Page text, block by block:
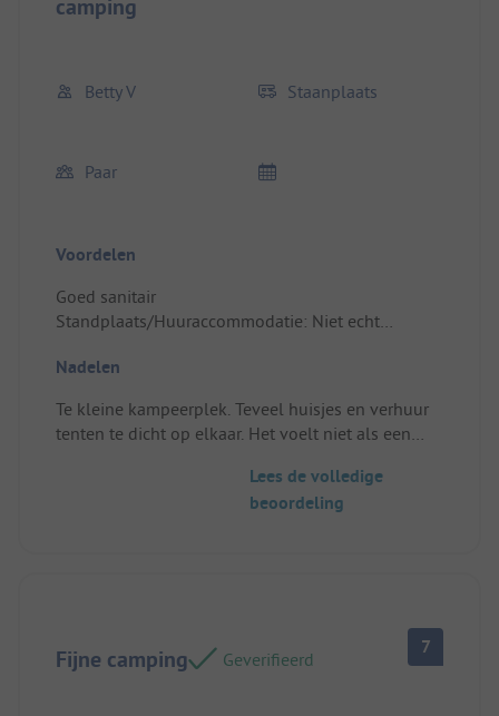
camping
Betty V Staanplaats
Paar
Voordelen
Goed sanitair
Standplaats/Huuraccommodatie: Niet echt
Nadelen
Te kleine kampeerplek. Teveel huisjes en verhuur
tenten te dicht op elkaar. Het voelt niet als een
Standplaats/Huuraccommodatie: Te kleine
Lees de volledige
beoordeling
Fijne camping Geverifieerd
7